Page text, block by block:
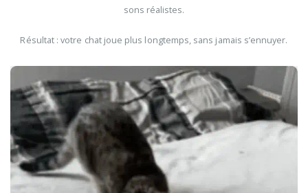
sons réalistes.
Résultat : votre chat joue plus longtemps, sans jamais s’ennuyer.